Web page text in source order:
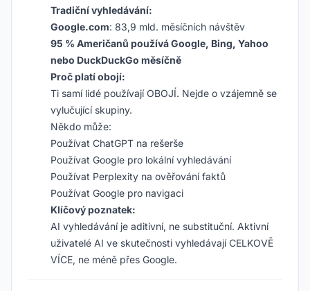
Tradiční vyhledávání:
Google.com: 83,9 mld. měsíčních návštěv
95 % Američanů používá Google, Bing, Yahoo
nebo DuckDuckGo měsíčně
Proč platí obojí:
Ti samí lidé používají OBOJÍ. Nejde o vzájemně se
vylučující skupiny.
Někdo může:
Používat ChatGPT na rešerše
Používat Google pro lokální vyhledávání
Používat Perplexity na ověřování faktů
Používat Google pro navigaci
Klíčový poznatek:
AI vyhledávání je aditivní, ne substituční. Aktivní
uživatelé AI ve skutečnosti vyhledávají CELKOVĚ
VÍCE, ne méně přes Google.